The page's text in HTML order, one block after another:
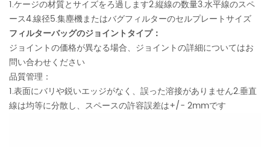
1.ケージの材質とサイズをろ過します2.縦線の数量3.水平線のスペ
ース4.線径5.集塵機またはバグフィルターのセルプレートサイズ
フィルターバッグのジョイントタイプ：
ジョイントの価格が異なる場合、ジョイントの詳細についてはお
問い合わせください
品質管理：
1.表面にバリや鋭いエッジがなく、誤った溶接がありません2.垂直
線は均等に分散し、スペースの許容誤差は+/- 2mmです